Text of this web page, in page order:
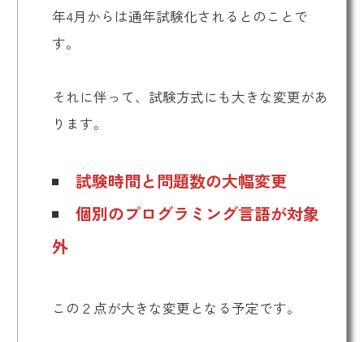
年4月からは通年試験化されるとのことで
す。
それに伴って、試験方式にも大きな変更があ
ります。
試験時間と問題数の大幅変更
個別のプログラミング言語が対象
外
この２点が大きな変更となる予定です。